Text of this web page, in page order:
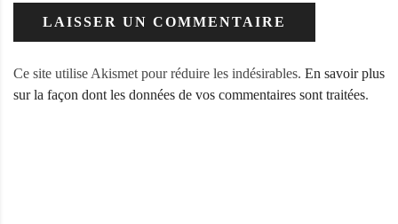
Ce site utilise Akismet pour réduire les indésirables. En savoir plus
sur la façon dont les données de vos commentaires sont traitées.